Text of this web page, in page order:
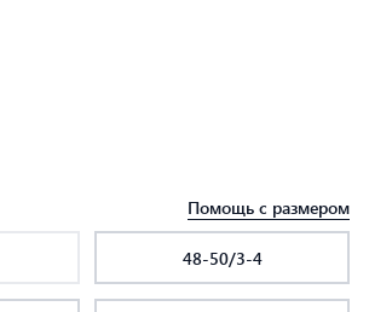
Помощь с размером
48-50/3-4